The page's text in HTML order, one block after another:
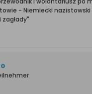
- Niemiecki nazistowski